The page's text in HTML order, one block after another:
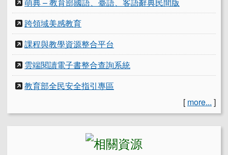
跨領域美感教育
課程與教學資源整合平台
雲端閱讀電子書整合查詢系統
教育部全民安全指引專區
[ more... ]